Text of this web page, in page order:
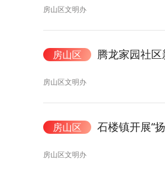
房山区文明办
房山区 腾龙家园社区
房山区文明办
房山区 石楼镇开展“
房山区文明办